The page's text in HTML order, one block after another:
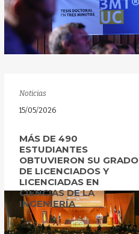
Noticias
15/05/2026
MÁS DE 490
ESTUDIANTES
OBTUVIERON SU GRADO
DE LICENCIADOS Y
LICENCIADAS EN
CIENCIAS DE LA
INGENIERÍA